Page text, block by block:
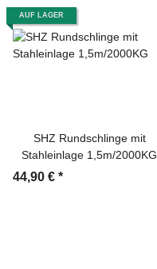
AUF LAGER
SHZ Rundschlinge mit
Stahleinlage 1,5m/2000KG
44,90 € *